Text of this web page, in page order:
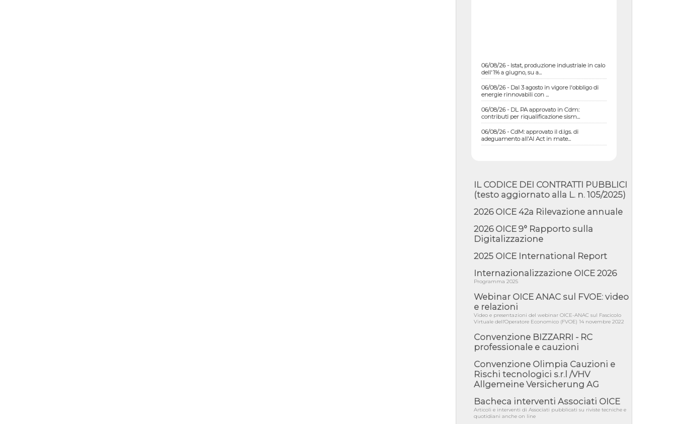
dell'1% a giugno, su a...
energie rinnovabili con ...
contributi per riqualificazione sism...
adeguamento all’AI Act in mate...
05/08/26 - Focus OICE sul DDL di riforma
della responsabilità amminist...
05/08/26 - Anac: pubblicata la Relazione
05/08/26 - SAVE THE DATE: Assemblea
Pubblica Confindustria Professioni ...
05/08/26 - Successo OICE per il bando della
05/08/26 - Lettera OICE per il bando della
04/08/26 - DL PA: previste cancellazioni da
elenchi professionisti per ...
04/08/26 - International Sustainable
Buildings Competition - COP31, An...
04/08/26 - CdS, project financing: progetto di
04/08/26 - Rapporto Anac corruzione 2020-
2026: procedimenti penali per ...
equivale ad acquiescenza r...
04/08/26 - DL Infrastrutture approvato alla
IL CODICE DEI CONTRATTI PUBBLICI
(testo aggiornato alla L. n. 105/2025)
2026 OICE 42a Rilevazione annuale
2026 OICE 9° Rapporto sulla
Digitalizzazione
2025 OICE International Report
Internazionalizzazione OICE 2026
Programma 2025
Webinar OICE ANAC sul FVOE: video
e relazioni
Video e presentazioni del webinar OICE-ANAC sul Fascicolo
Virtuale dell'Operatore Economico (FVOE) 14 novembre 2022
Convenzione BIZZARRI - RC
professionale e cauzioni
Convenzione Olimpia Cauzioni e
Rischi tecnologici s.r.l /VHV
Allgemeine Versicherung AG
Bacheca interventi Associati OICE
Articoli e interventi di Associati pubblicati su riviste tecniche e
quotidiani anche on line